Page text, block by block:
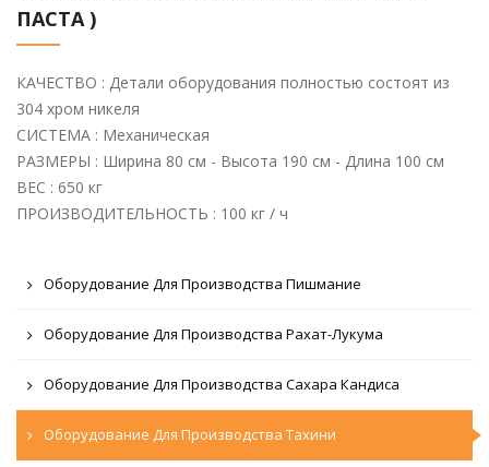
ПАСТА )
КАЧЕСТВО : Детали оборудования полностью состоят из
304 хром никеля
СИСТЕМА : Механическая
РАЗМЕРЫ : Ширина 80 см - Высота 190 см - Длина 100 см
ВЕС : 650 кг
ПРОИЗВОДИТЕЛЬНОСТЬ : 100 кг / ч
Оборудование Для Производства Пишмание
Оборудование Для Производства Рахат-Лукума
Оборудование Для Производства Сахара Кандиса
Оборудование Для Производства Тахини